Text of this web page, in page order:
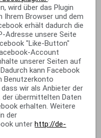
wird über das Plugin
Ihrem Browser und dem
erhält dadurch die
Adresse unsere Seite
"Like-Button"
Account
unserer Seiten auf
kann Facebook
Benutzerkonto
wir als Anbieter der
übermittelten Daten
erhalten. Weitere
der
unterhttp://de-